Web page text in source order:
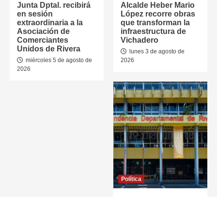
Junta Dptal. recibirá
en sesión
extraordinaria a la
Asociación de
Comerciantes
Unidos de Rivera
miércoles 5 de agosto de
2026
Alcalde Heber Mario
López recorre obras
que transforman la
infraestructura de
Vichadero
lunes 3 de agosto de
2026
Política